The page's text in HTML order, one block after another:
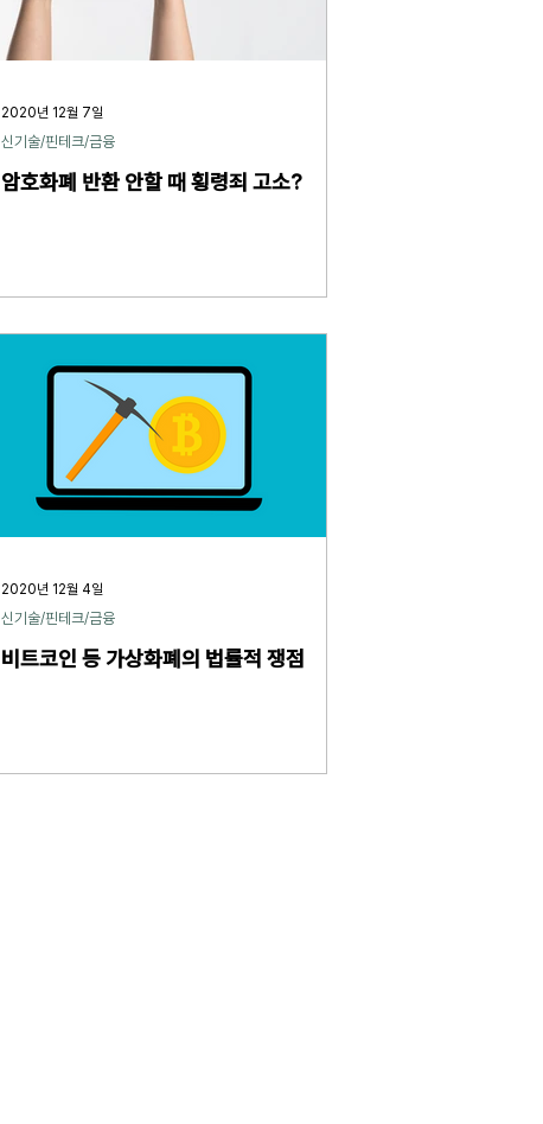
암호화폐 반환 안할 때 횡령죄 고소?
신기술/핀테크/금융
2020년 12월 7일
비트코인 등 가상화폐의 법률적 쟁점
신기술/핀테크/금융
2020년 12월 4일